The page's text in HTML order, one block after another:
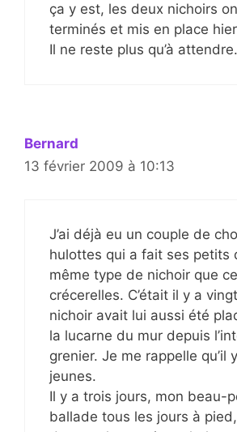
ça y est, les deux nichoirs
terminés et mis en place
Il ne reste plus qu’à attendre.
Bernard
13 février 2009 à 10:13
J’ai déjà eu un couple de
hulottes qui a fait ses petits
même type de nichoir que
crécerelles. C’était il y a
nichoir avait lui aussi été
la lucarne du mur depuis
grenier. Je me rappelle qu’il
jeunes.
Il y a trois jours, mon beau-
ballade tous les jours à